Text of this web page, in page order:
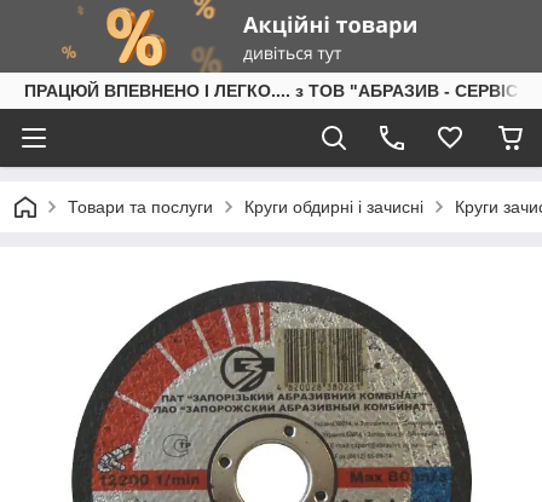
ПРАЦЮЙ ВПЕВНЕНО І ЛЕГКО.... з ТОВ "АБРАЗИВ - СЕРВІС"
Товари та послуги Круги обдирні і зачисні Круги